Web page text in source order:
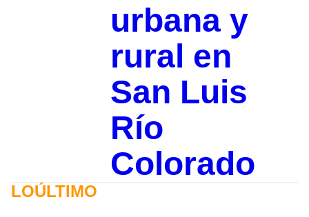
urbana y
rural en
San Luis
Río
Colorado
LOÚLTIMO